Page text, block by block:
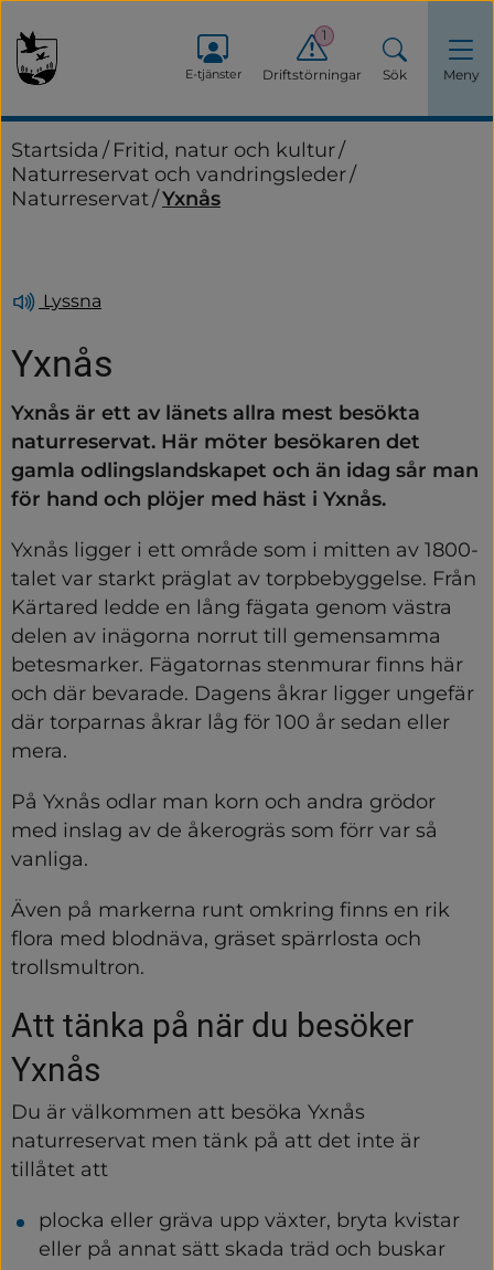
E-tjänster Driftstörningar
1
Sök Meny
Startsida / Fritid, natur och kultur/
Naturreservat och vandringsleder/
Naturreservat/Yxnås
Lyssna
Yxnås
Yxnås är ett av länets allra mest besökta
naturreservat. Här möter besökaren det
gamla odlingslandskapet och än idag sår man
för hand och plöjer med häst i Yxnås.
Yxnås ligger i ett område som i mitten av 1800-
talet var starkt präglat av torpbebyggelse. Från
Kärtared ledde en lång fägata genom västra
delen av inägorna norrut till gemensamma
betesmarker. Fägatornas stenmurar finns här
och där bevarade. Dagens åkrar ligger ungefär
där torparnas åkrar låg för 100 år sedan eller
mera.
På Yxnås odlar man korn och andra grödor
med inslag av de åkerogräs som förr var så
vanliga.
Även på markerna runt omkring finns en rik
flora med blodnäva, gräset spärrlosta och
trollsmultron.
Att tänka på när du besöker
Yxnås
Du är välkommen att besöka Yxnås
naturreservat men tänk på att det inte är
tillåtet att
plocka eller gräva upp växter, bryta kvistar
eller på annat sätt skada träd och buskar